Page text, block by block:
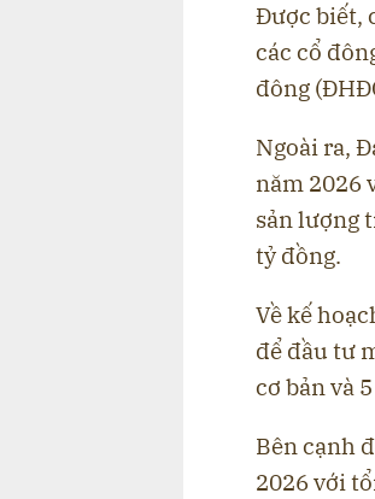
Được biết,
các cổ
đông
Ngoài ra,
năm 2026
sản lượng
tỷ đồng.
Về kế
để đầu tư
cơ bản và
Bên cạnh
2026 với